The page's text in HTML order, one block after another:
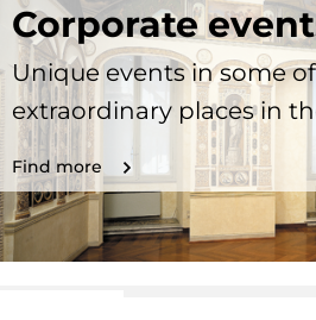
Corporate
Unique events in some
extraordinary places in
Find more